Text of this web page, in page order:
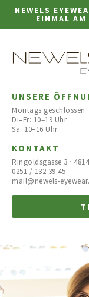
NEWELS
EINMAL
UNSERE
Montags geschlossen
Di–Fr: 10–19 Uhr
Sa: 10–16 Uhr
KONTAKT
Ringoldsgasse 3 ·
0251 / 132 39 45
mail@newels-